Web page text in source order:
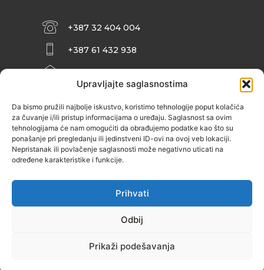
Upravljajte saglasnostima
Da bismo pružili najbolje iskustvo, koristimo tehnologije poput kolačića
za čuvanje i/ili pristup informacijama o uređaju. Saglasnost sa ovim
tehnologijama će nam omogućiti da obrađujemo podatke kao što su
ponašanje pri pregledanju ili jedinstveni ID-ovi na ovoj veb lokaciji.
Nepristanak ili povlačenje saglasnosti može negativno uticati na
određene karakteristike i funkcije.
Prihvati
Odbij
Prikaži podešavanja
+387 32 404 004
+387 61 432 938
INFO@ZENIT.BA
ZENIČANKA, 3. SPRAT), 72000 ZENICA